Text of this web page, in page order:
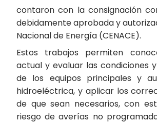
contaron con la consignación
debidamente aprobada y
Nacional de Energía (CENACE).
Estos trabajos permiten
actual y evaluar las condiciones
de los equipos principales y
hidroeléctrica, y aplicar los
de que sean necesarios, con
riesgo de averías no